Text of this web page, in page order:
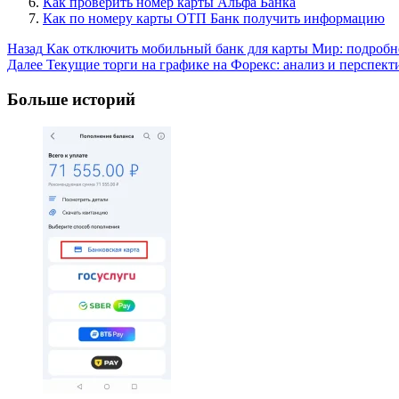
Как по номеру карты ОТП Банк получить информацию
Post
Navigation
Назад Как отключить мобильный банк для карты Мир:
Далее Текущие торги на графике на Форекс: анализ и
Больше историй